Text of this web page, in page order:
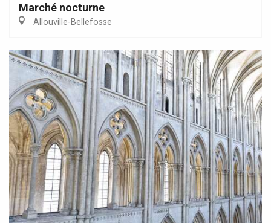
Marché nocturne
Allouville-Bellefosse